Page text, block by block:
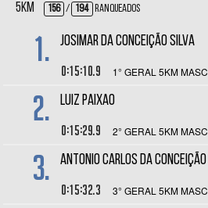
5KM 156 / 194 Ranqueados
1. JOSIMAR DA CONCEIÇÃO SILVA
0:15:10.9 1° GERAL 5KM MASC
2. LUIZ PAIXAO
0:15:29.9 2° GERAL 5KM MASC
3. ANTONIO CARLOS DA CONCEIÇÃO
0:15:32.3 3° GERAL 5KM MASC